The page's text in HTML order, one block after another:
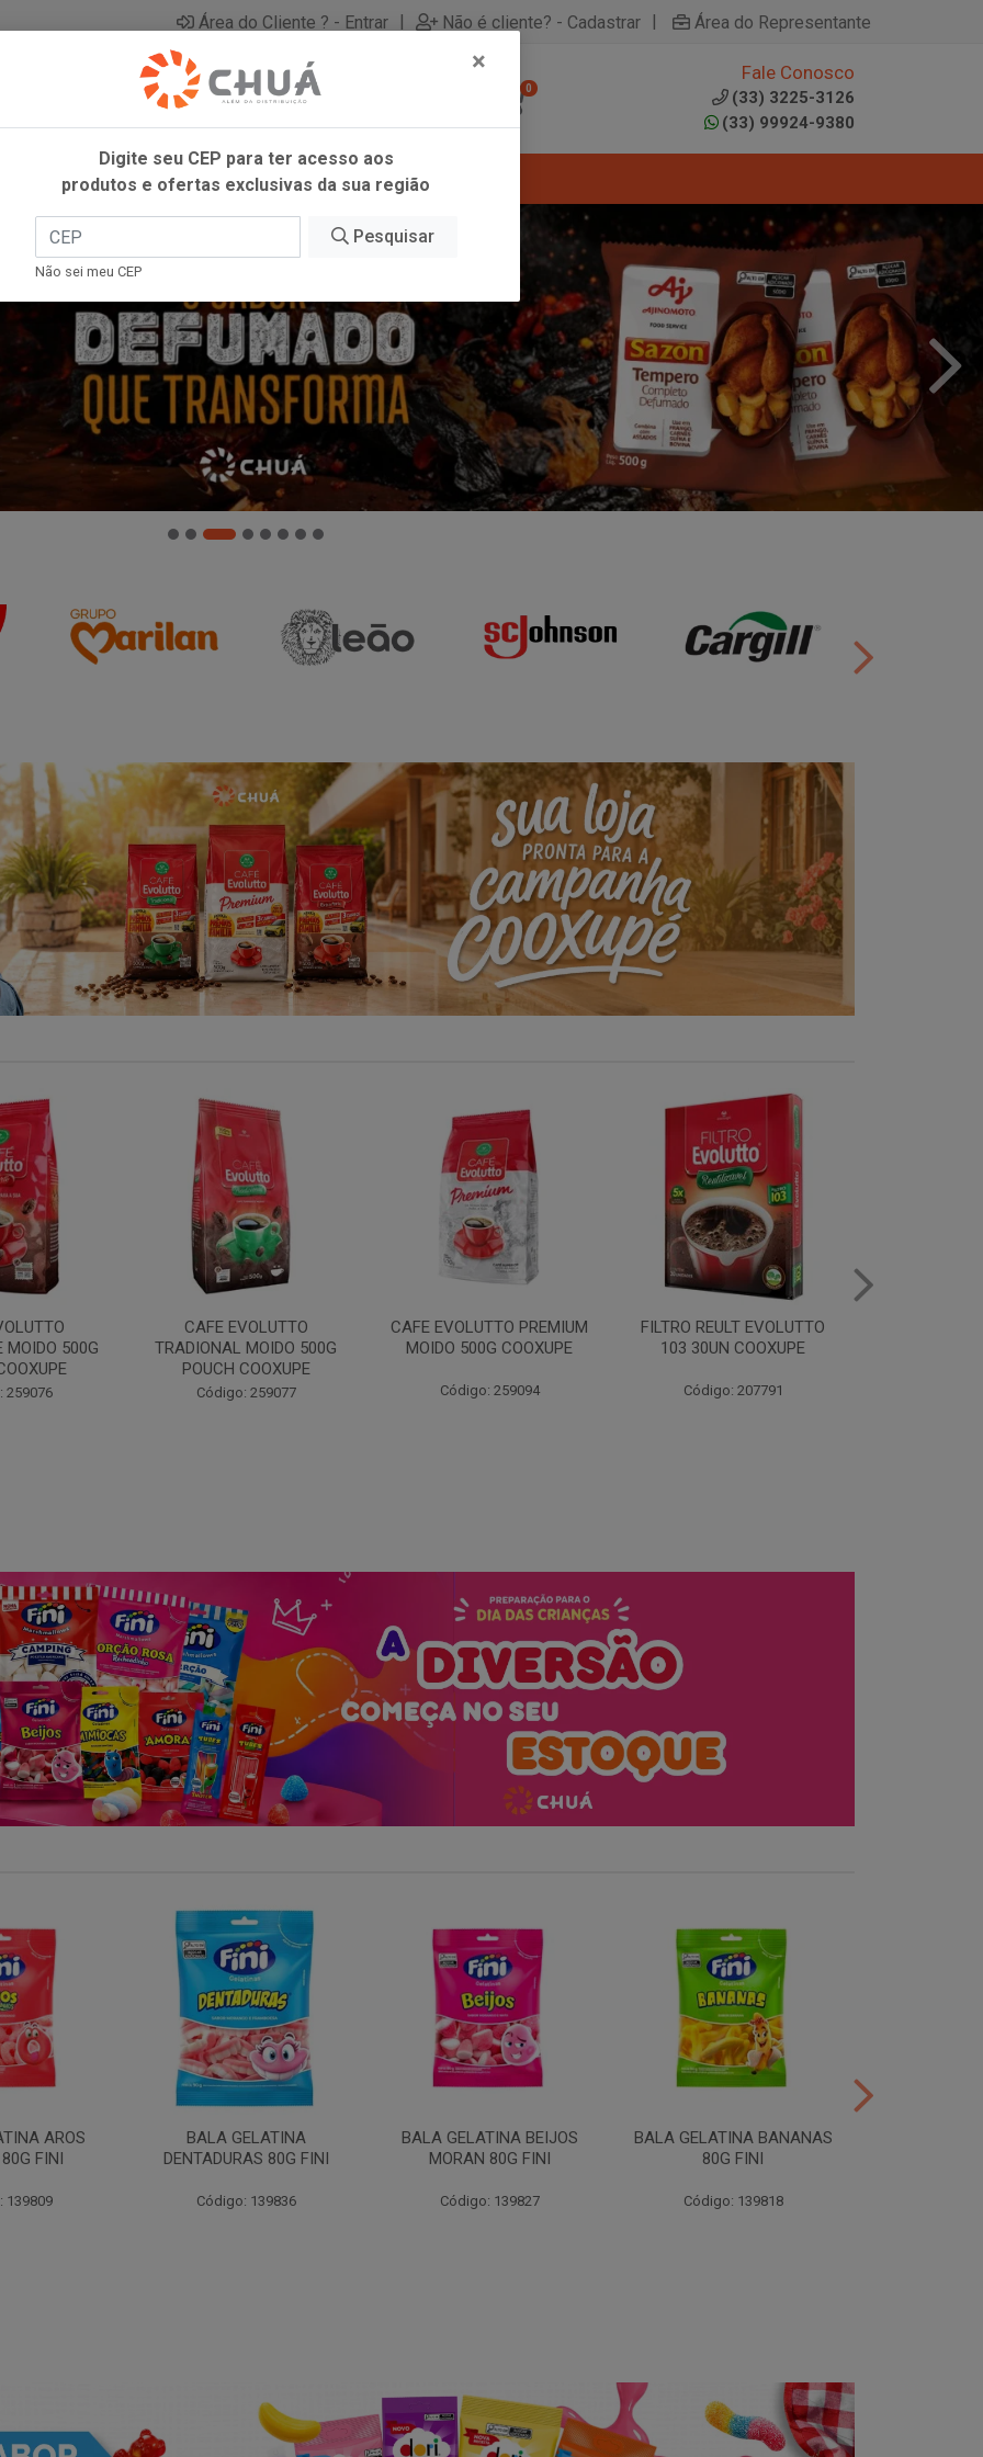
Área do Cliente ? - Entrar | Não é cliente? - Cadastrar | Área do Representante
0
Fale Conosco
(33) 3225-3126
(33) 99924-9380
500G
259077
CAFE EVOLUTTO PREMIUM
MOIDO 500G COOXUPE
Código: 259094
FILTRO REULT EVOLUTTO
103 30UN COOXUPE
Código: 207791
FILTRO PAPEL EVOLUTTO
102 30UN COOXUPE
Código: 259097
AROS
FINI
139809
BALA GELATINA
DENTADURAS 80G FINI
Código: 139836
BALA GELATINA BEIJOS
MORAN 80G FINI
Código: 139827
BALA GELATINA BANANAS
80G FINI
Código: 139818
×
Digite seu CEP para ter acesso aos
produtos e ofertas exclusivas da sua região
Pesquisar
Não sei meu CEP